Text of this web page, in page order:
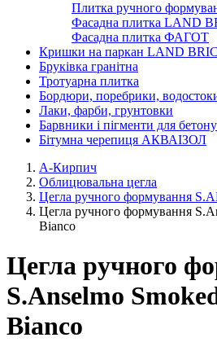
Плитка ручного
Фасадна плитка LAND
Фасадна плитка ФАГОТ
Кришки на паркан LAND
Бруківка гранітна
Тротуарна плитка
Бордюри, поребрики,
Лаки, фарби, грунтовки
Барвники і пігменти для бетону
Бітумна черепиця АКВАІЗОЛ
А-Кирпич
Облицювальна цегла
Цегла ручного формування
Цегла ручного формування
Bianco
Цегла ручного
S.Anselmo
Bianco